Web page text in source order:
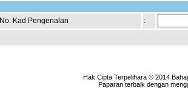
No. Kad Pengenalan :
Hak Cipta Terpelihara © 2014
Paparan terbaik dengan